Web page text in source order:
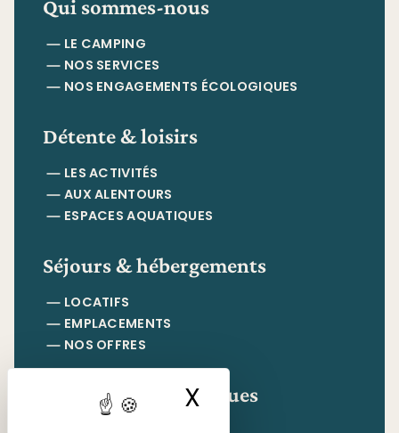
X Masquer le
LE CAMPING
NOS SERVICES
NOS ENGAGEMENTS ÉCOLOGIQUES
Détente & loisirs
LES ACTIVITÉS
AUX ALENTOURS
ESPACES AQUATIQUES
Séjours & hébergements
LOCATIFS
EMPLACEMENTS
NOS OFFRES
Informations pratiques